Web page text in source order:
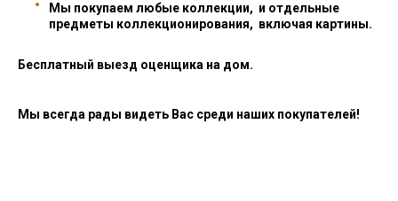
Мы покупаем любые коллекции, и отдельные
предметы коллекционирования, включая картины.
Бесплатный выезд оценщика на дом.
Мы всегда рады видеть Вас среди наших покупателей!